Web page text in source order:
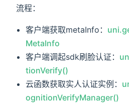
流程：
客户端获取metaInfo：
MetaInfo
客户端调起sdk刷脸认证：
tionVerify()
云函数获取实人认证实例：
ognitionVerifyManager()